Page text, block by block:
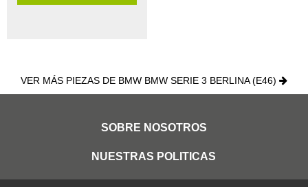
VER MÁS PIEZAS DE BMW BMW SERIE 3 BERLINA (E46)
SOBRE NOSOTROS
NUESTRAS POLITICAS